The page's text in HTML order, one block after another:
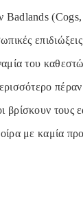
Badlands
του
βρίσκουν τους
με καμία